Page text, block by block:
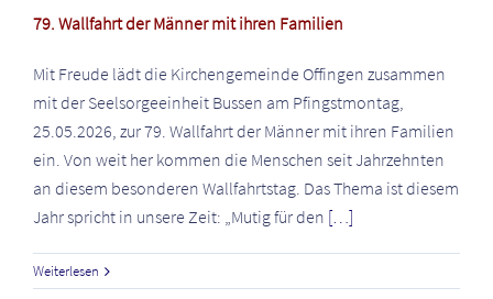
79. Wallfahrt der Männer mit ihren Familien
Mit Freude lädt die Kirchengemeinde Offingen zusammen
mit der Seelsorgeeinheit Bussen am Pfingstmontag,
25.05.2026, zur 79. Wallfahrt der Männer mit ihren Familien
ein. Von weit her kommen die Menschen seit Jahrzehnten
an diesem besonderen Wallfahrtstag. Das Thema ist diesem
Jahr spricht in unsere Zeit: „Mutig für den […]
Weiterlesen